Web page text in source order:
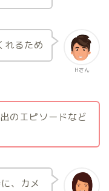
Hさん
れるため
のエピソードなど
、カメ